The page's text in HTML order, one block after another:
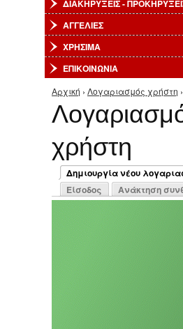
ΔΙΑΚΗΡΥΞΕΙΣ -
ΑΓΓΕΛΙΕΣ
ΧΡΗΣΙΜΑ
ΕΠΙΚΟΙΝΩΝΙΑ
Είστε εδώ
Αρχική › Λογαριασμός χρήστη ›
χρήστη
Πρωτεύουσες
Δημιουργία νέου
(ενεργή καρτέλα)
Είσοδος Ανάκτηση